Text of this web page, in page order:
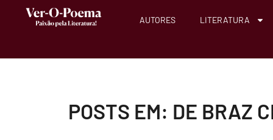
AUTORES LITERATURA
POSTS EM: DE BRAZ